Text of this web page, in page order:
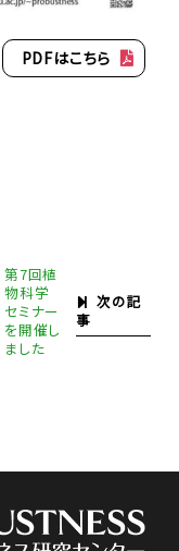
PDFはこちら
次の記
事
第7回植
物科学
セミナー
を開催し
ました